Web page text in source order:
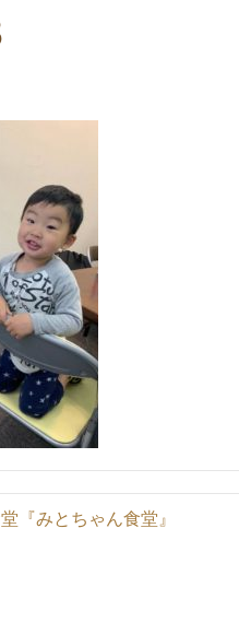
『みとちゃん食堂』